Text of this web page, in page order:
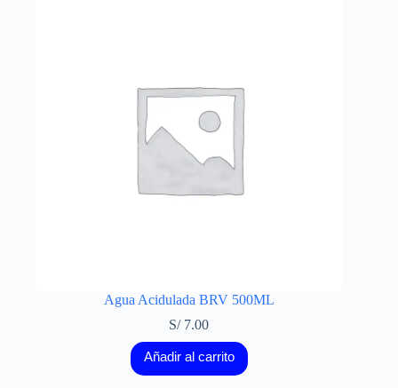
Agua Acidulada BRV 500ML
S/7.00
Añadir al carrito